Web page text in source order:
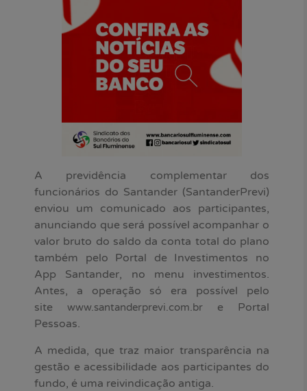
A previdência complementar dos
funcionários do Santander (SantanderPrevi)
enviou um comunicado aos participantes,
anunciando que será possível acompanhar o
valor bruto do saldo da conta total do plano
também pelo Portal de Investimentos no
App Santander, no menu investimentos.
Antes, a operação só era possível pelo
site www.santanderprevi.com.br e Portal
Pessoas.
A medida, que traz maior transparência na
gestão e acessibilidade aos participantes do
fundo, é uma reivindicação antiga.